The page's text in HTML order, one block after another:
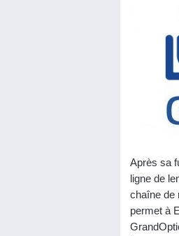
Après sa
ligne de
chaîne de
permet à